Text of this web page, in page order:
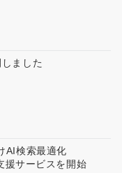
ました
AI検索最適化
援サービスを開始